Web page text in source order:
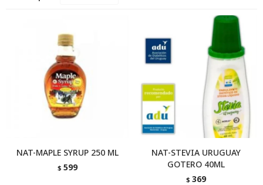
NAT-MAPLE SYRUP 250 ML
$ 599
NAT-STEVIA URUGUAY
GOTERO 40ML
$ 369